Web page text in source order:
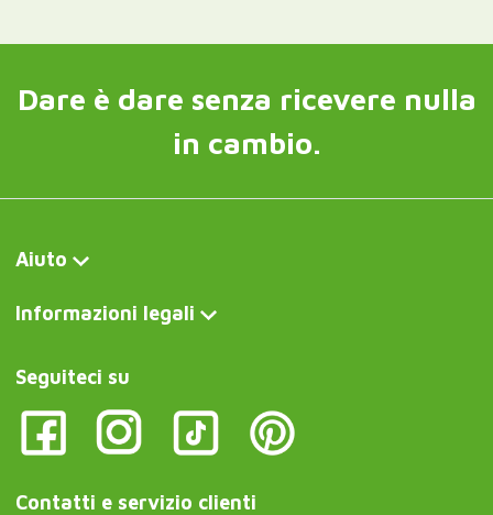
Dare è dare senza ricevere nulla
in cambio.
Aiuto
Informazioni legali
Seguiteci su
Contatti e servizio clienti